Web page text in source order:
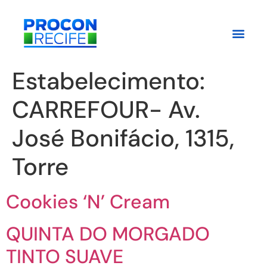
Estabelecimento:
CARREFOUR- Av.
José Bonifácio, 1315,
Torre
Cookies ‘N’ Cream
QUINTA DO MORGADO
TINTO SUAVE